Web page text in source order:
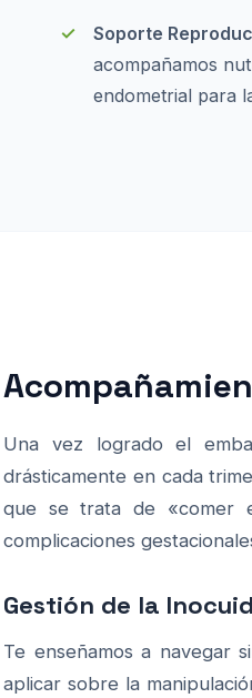
Soporte
acompañamos
endometrial para
Una vez logrado el
drásticamente en cada
que se trata de «comer
complicaciones
Gestión de la
Te enseñamos a navegar
aplicar sobre la